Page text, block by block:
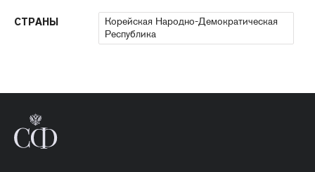
СТРАНЫ
Корейская Народно-Демократическая
Республика